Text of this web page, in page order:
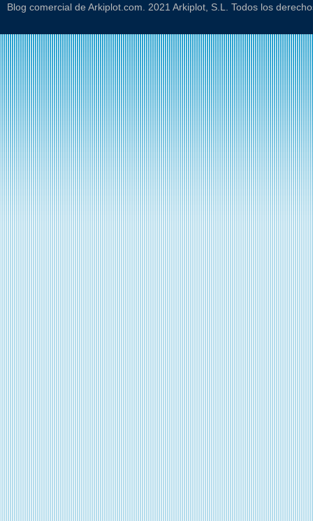
Blog comercial de Arkiplot.com. 2021 Arkiplot, S.L. Todos los